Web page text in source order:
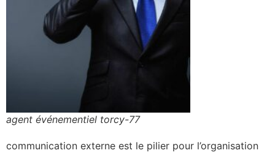
agent événementiel torcy-77
communication externe est le pilier pour l’organisation